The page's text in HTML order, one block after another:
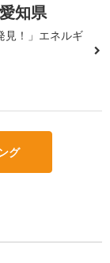
知県
見！」エネルギ
グ